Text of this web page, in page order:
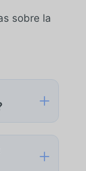
sobre la
L
se
un
L